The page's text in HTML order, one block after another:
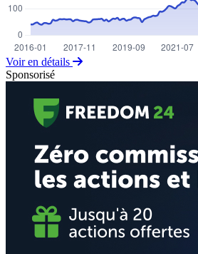
Voir en détails
Sponsorisé